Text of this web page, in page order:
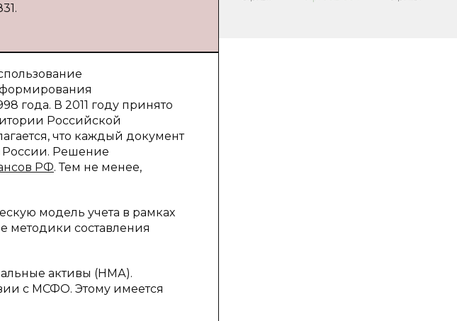
года. В 2011 году принято
Российской
что каждый документ
России. Решение
РФ. Тем не менее,
модель учета в рамках
методики составления
активы (НМА).
с МСФО. Этому имеется